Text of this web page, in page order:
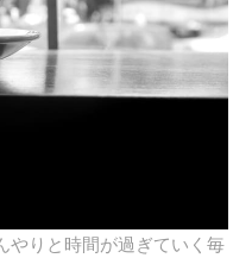
やりと時間が過ぎていく毎